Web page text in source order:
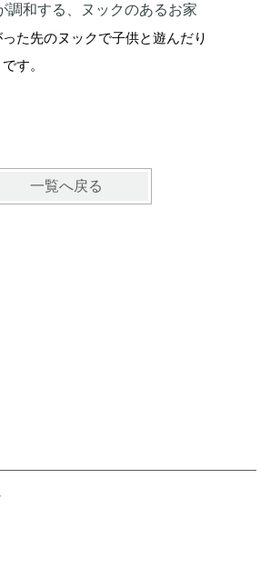
調和する、ヌックのあるお家
た先のヌックで子供と遊んだり
す。
一覧へ戻る